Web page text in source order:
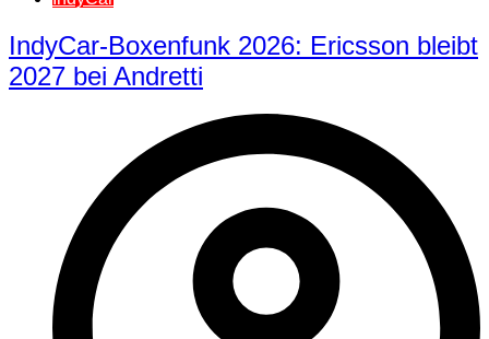
IndyCar-Boxenfunk 2026: Ericsson bleibt
2027 bei Andretti